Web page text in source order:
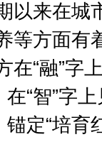
以来在城
等方面有
在“融”字
“智”字
锚定“培育